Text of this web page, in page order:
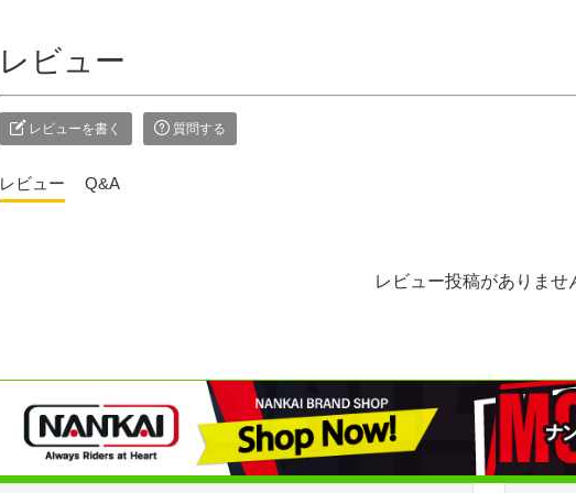
レビュー
レビューを書く 質問する
レビュー Q&A
レビュー投稿がありませ